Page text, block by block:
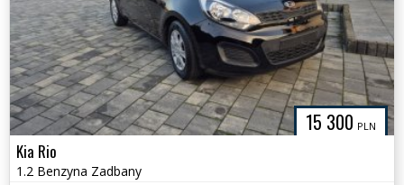
15 300 PLN
Kia Rio
1.2 Benzyna Zadbany